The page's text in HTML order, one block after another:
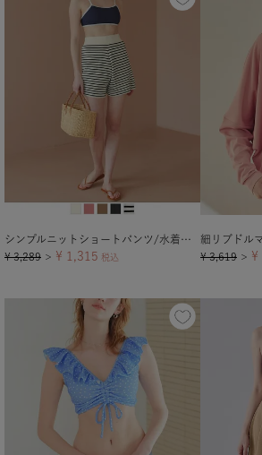
シンプルニットショートパンツ/水着【メール便可／80】
¥ 3,289 ＞ ¥ 1,315 税込
¥ 3,619 ＞ ¥